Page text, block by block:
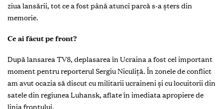
ziua lansării, tot ce a fost până atunci parcă s-a şters din
memorie.
Ce ai făcut pe front?
După lansarea TV8, deplasarea în Ucraina a fost cel important
moment pentru reporterul Sergiu Niculiţă. În zonele de conflict
am avut ocazia să discut cu militarii ucraineni şi cu locuitorii din
satele din regiunea Luhansk, aflate în imediata apropiere de
linia frontului.